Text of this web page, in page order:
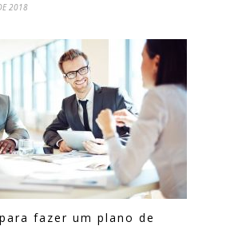
2018
fazer um plano de